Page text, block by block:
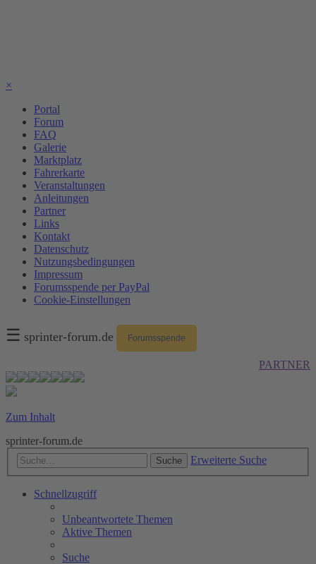
×
Portal
Forum
FAQ
Galerie
Marktplatz
Fahrerkarte
Veranstaltungen
Anleitungen
Partner
Links
Kontakt
Datenschutz
Nutzungsbedingungen
Impressum
Forumsspende per PayPal
Cookie-Einstellungen
☰ sprinter-forum.de Forumsspende
PARTNER
Zum Inhalt
sprinter-forum.de
Suche Erweiterte Suche
Schnellzugriff
Unbeantwortete Themen
Aktive Themen
Suche